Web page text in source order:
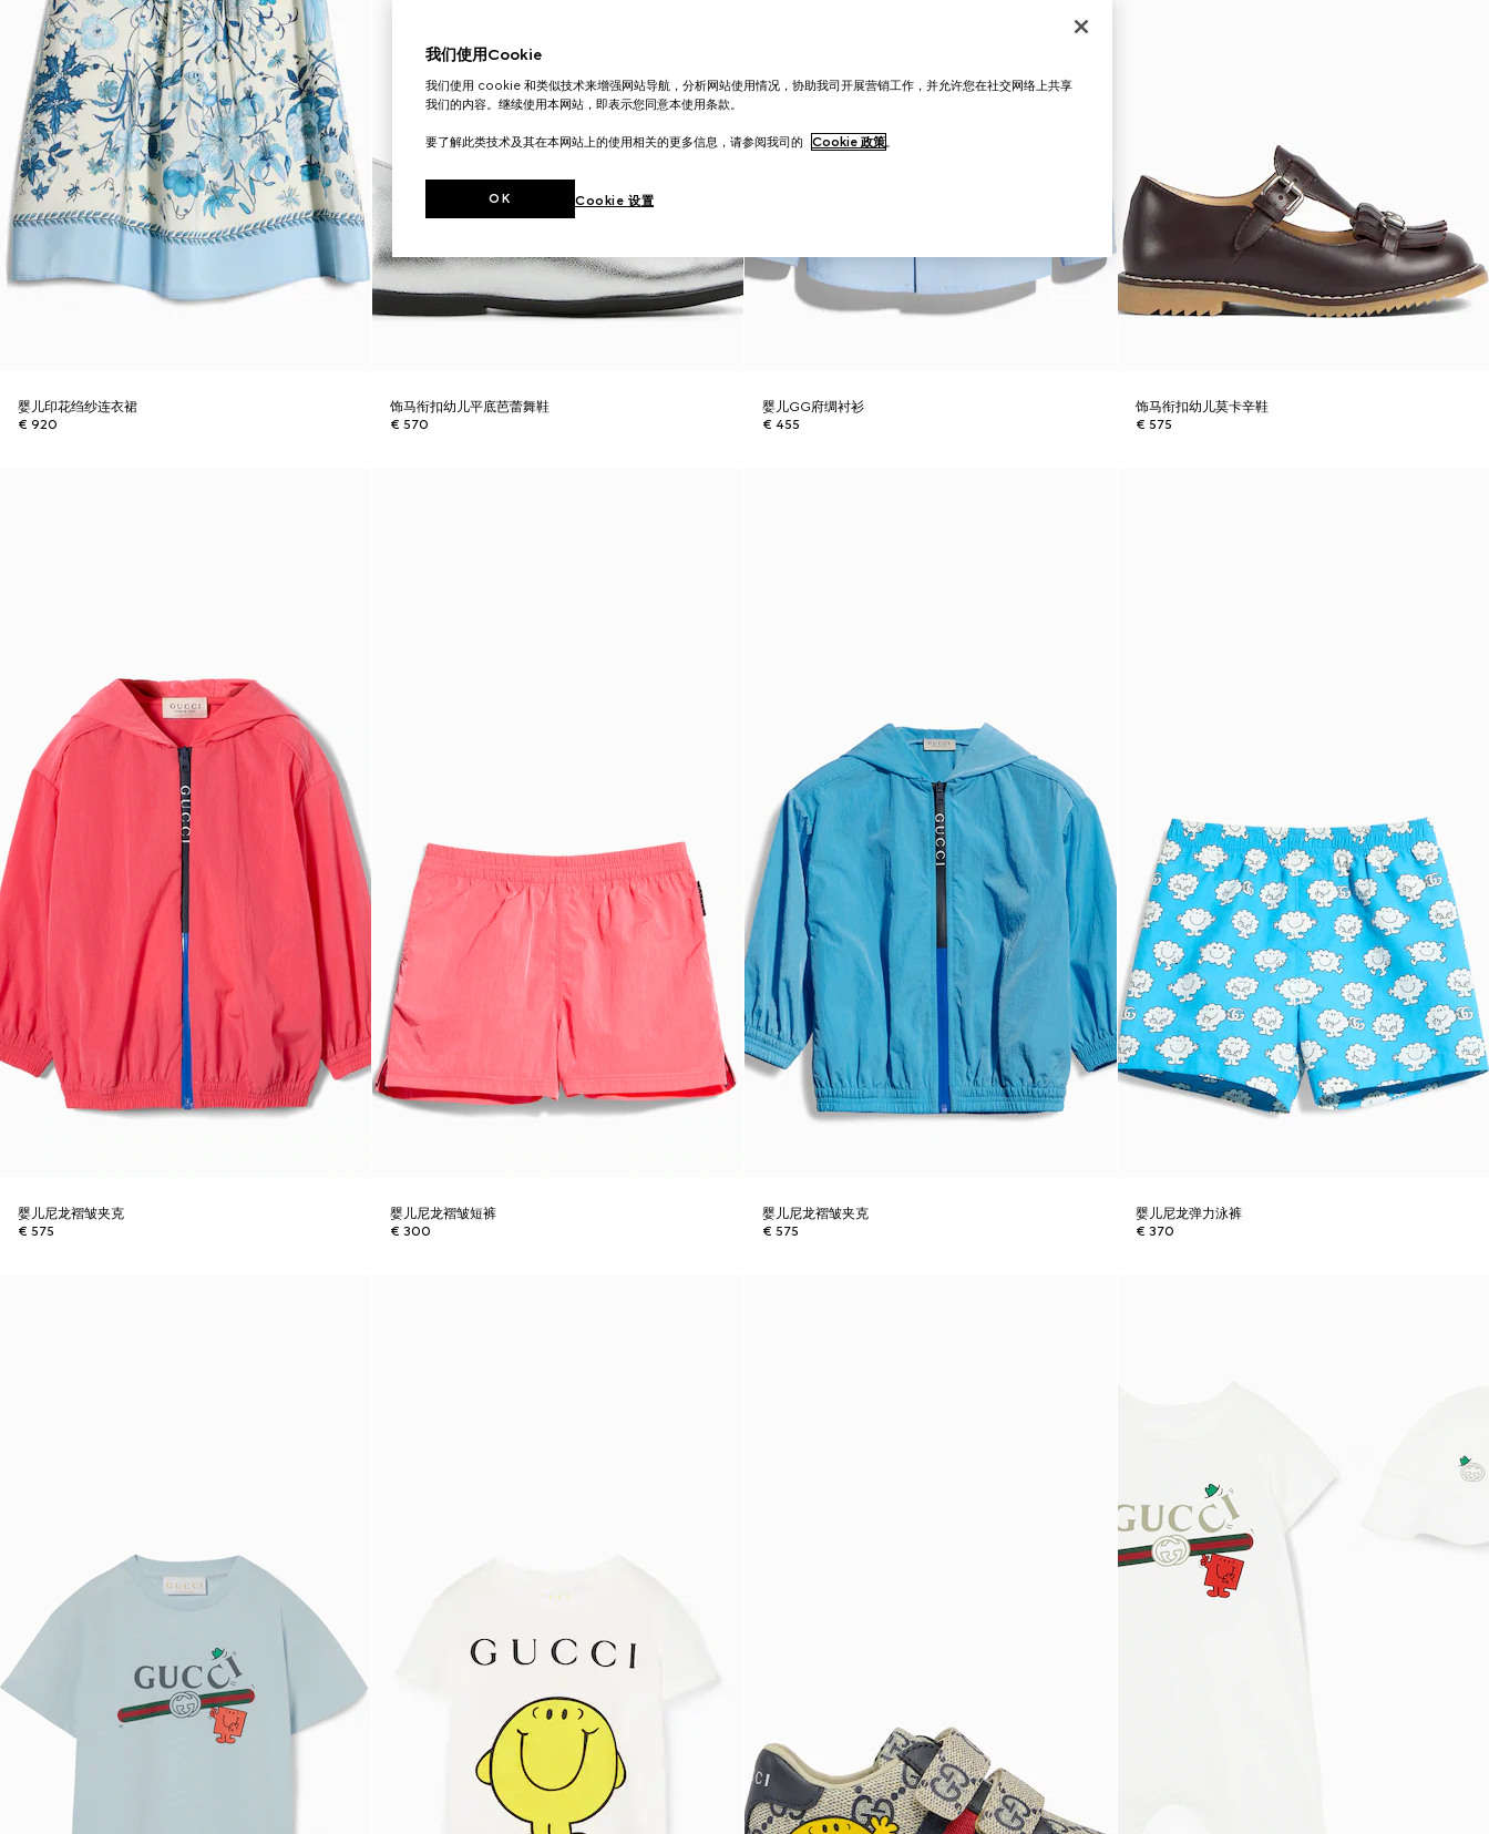
婴儿印花绉纱连衣裙
€ 920
饰马衔扣幼儿平底芭蕾舞鞋
€ 570
婴儿GG府绸衬衫
€ 455
饰马衔扣幼儿莫卡辛鞋
€ 575
婴儿尼龙褶皱夹克
€ 575
婴儿尼龙褶皱短裤
€ 300
婴儿尼龙褶皱夹克
€ 575
婴儿尼龙弹力泳裤
€ 370
我们使用Cookie
我们使用 cookie 和类似技术来增强网站导航，分析网站使用情况，协助我司开展营销工作，并允许您在社交网络上共享
我们的内容。继续使用本网站，即表示您同意本使用条款。
要了解此类技术及其在本网站上的使用相关的更多信息，请参阅我司的 Cookie 政策。
Cookie 设置
OK